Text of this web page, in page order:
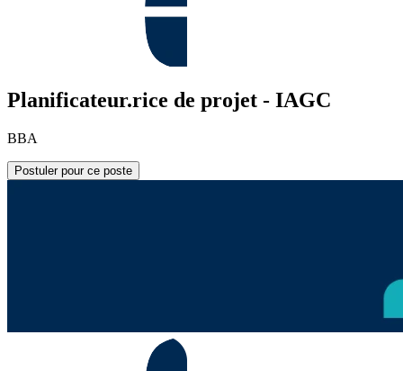
Planificateur.rice de projet - IAGC
BBA
Postuler pour ce poste